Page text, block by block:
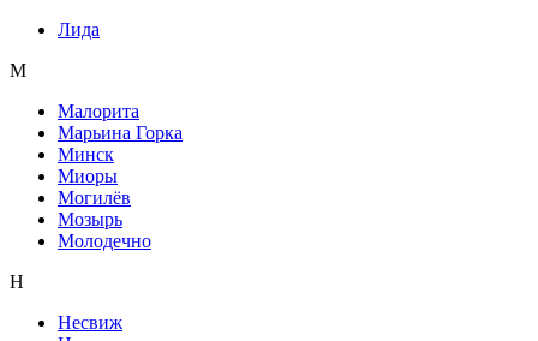
Лида
М
Малорита
Марьина Горка
Минск
Миоры
Могилёв
Мозырь
Молодечно
Н
Несвиж